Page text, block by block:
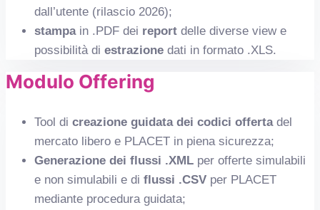
dall’utente (rilascio 2026);
stampa in .PDF dei report delle diverse view e
possibilità di estrazione dati in formato .XLS.
Modulo Offering
Tool di creazione guidata dei codici offerta del
mercato libero e PLACET in piena sicurezza;
Generazione dei flussi .XML per offerte simulabili
e non simulabili e di flussi .CSV per PLACET
mediante procedura guidata;